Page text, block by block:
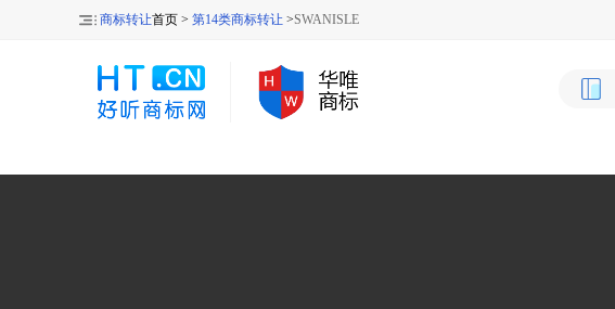
商标转让首页 > 第14类商标转让 >SWANISLE